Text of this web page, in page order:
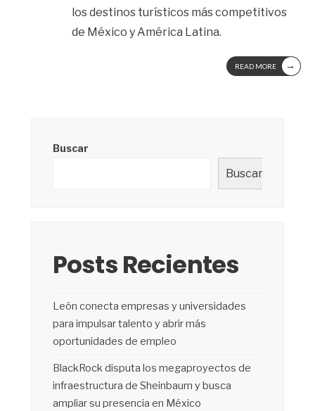
los destinos turísticos más competitivos
de México y América Latina.
READ MORE →
Buscar
Buscar
Posts Recientes
León conecta empresas y universidades
para impulsar talento y abrir más
oportunidades de empleo
BlackRock disputa los megaproyectos de
infraestructura de Sheinbaum y busca
ampliar su presencia en México